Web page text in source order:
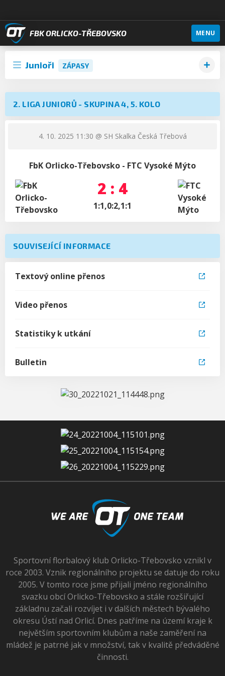
FBK ORLICKO-TŘEBOVSKO MENU
Junioři ZÁPASY
2. LIGA JUNIORŮ - SKUPINA 4, 5. KOLO
4. 10. 2025 11:30 @ SH Skalka Česká Třebová
FbK Orlicko-Třebovsko - FTC Vysoké Mýto
2 : 4
1:1,0:2,1:1
SOUVISEJÍCÍ INFORMACE
Textový online přenos
Video přenos
Statistiky k utkání
Bulletin
Sportovní florbalový klub Orlicko-Třebovsko vznikl v
roce 2003. Vznik regionálního projektu se datuje do roku
2005. V tomto roce jsme přijali jméno regionálního
svazku obcí Orlicko-Třebovsko a stále rozšiřující
základnu začali rozvíjet i v dalších městech bývalého
okresu Ústí nad Orlicí. Dnes patříme na území kraje k
největším sportovním klubům a naše zaměření na
mládež je patrné jak v množství, tak v kvalitě předváděné
činnosti.